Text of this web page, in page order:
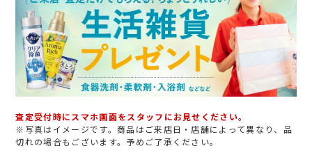
査定受付時にスマホ画面をスタッフにお見せください。
※写真はイメージです。商品はご来店日・店舗によって異なり、品
切れの場合もございます。予めご了承ください。